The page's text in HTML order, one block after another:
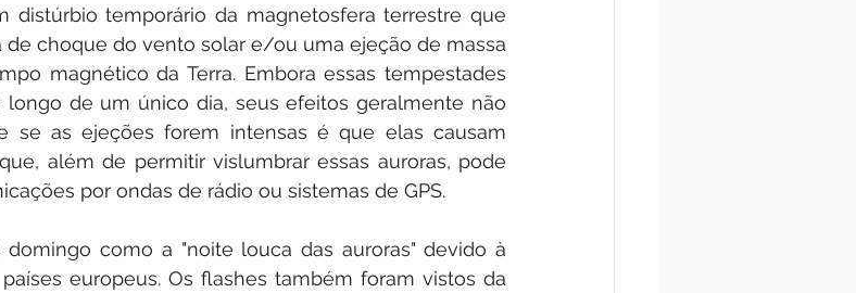
distúrbio temporário da magnetosfera terrestre que
de choque do vento solar e/ou uma ejeção de massa
magnético da Terra. Embora essas tempestades
longo de um único dia, seus efeitos geralmente não
se as ejeções forem intensas é que elas causam
além de permitir vislumbrar essas auroras, pode
por ondas de rádio ou sistemas de GPS.
como a "noite louca das auroras" devido à
europeus. Os flashes também foram vistos da